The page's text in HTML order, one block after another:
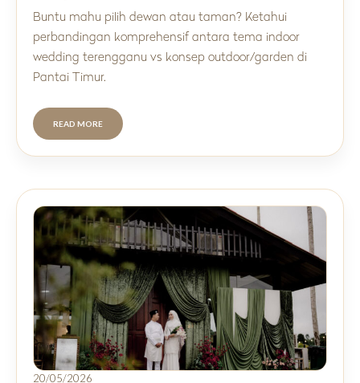
Buntu mahu pilih dewan atau taman? Ketahui
perbandingan komprehensif antara tema indoor
wedding terengganu vs konsep outdoor/garden di
Pantai Timur.
READ MORE
20/05/2026